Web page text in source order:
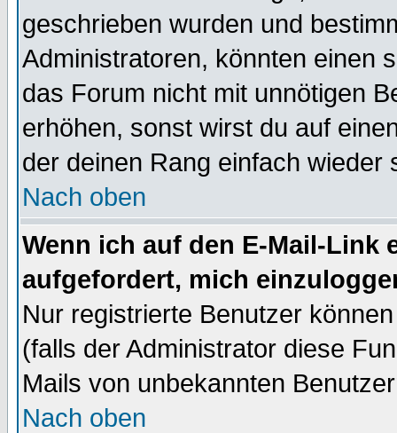
geschrieben wurden und
Administratoren, könnten einen
das Forum nicht mit unnötigen
erhöhen, sonst wirst du auf
der deinen Rang einfach wieder
Nach oben
Wenn ich auf den E-Mail-Link
aufgefordert, mich
Nur registrierte Benutzer
(falls der Administrator diese
Mails von unbekannten
Nach oben